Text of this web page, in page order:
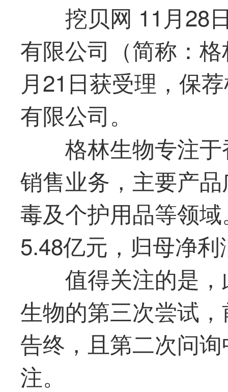
挖贝网 11月28
有限公司（简称：
月21日获受理，保
有限公司。
格林生物专注
销售业务，主要产
毒及个护用品等领
5.48亿元，归母净
值得关注的是
生物的第三次尝试
告终，且第二次问
注。